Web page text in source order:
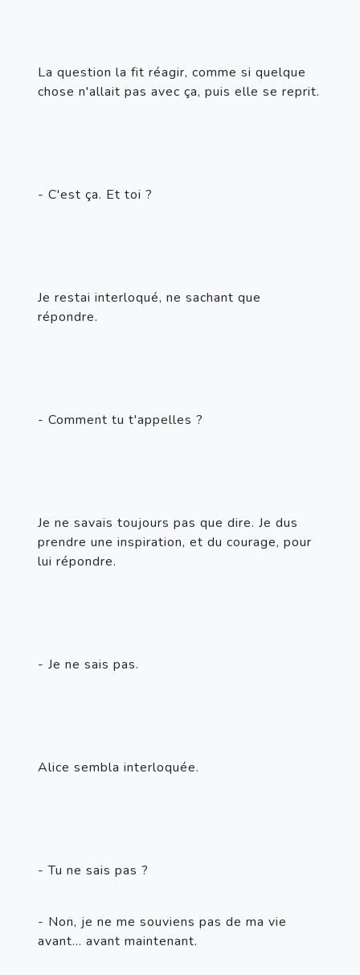
La question la fit réagir, comme si quelque
chose n'allait pas avec ça, puis elle se reprit.
- C'est ça. Et toi ?
Je restai interloqué, ne sachant que
répondre.
- Comment tu t'appelles ?
Je ne savais toujours pas que dire. Je dus
prendre une inspiration, et du courage, pour
lui répondre.
- Je ne sais pas.
Alice sembla interloquée.
- Tu ne sais pas ?
- Non, je ne me souviens pas de ma vie
avant... avant maintenant.